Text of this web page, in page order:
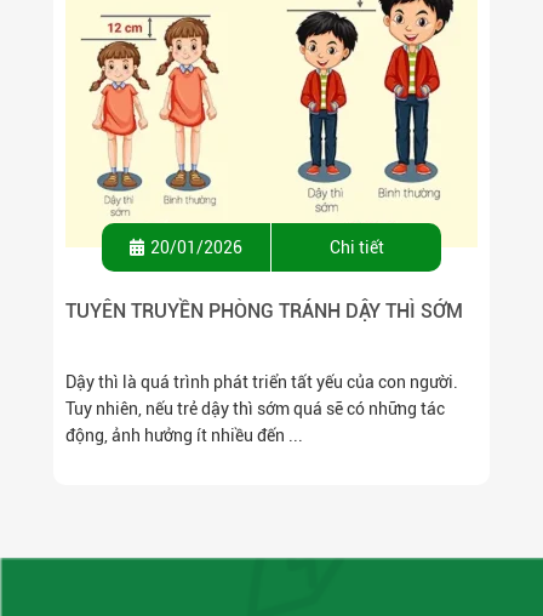
20/01/2026 Chi tiết
TUYÊN TRUYỀN PHÒNG TRÁNH DẬY THÌ SỚM
Dậy thì là quá trình phát triển tất yếu của con người.
Tuy nhiên, nếu trẻ dậy thì sớm quá sẽ có những tác
động, ảnh hưởng ít nhiều đến ...